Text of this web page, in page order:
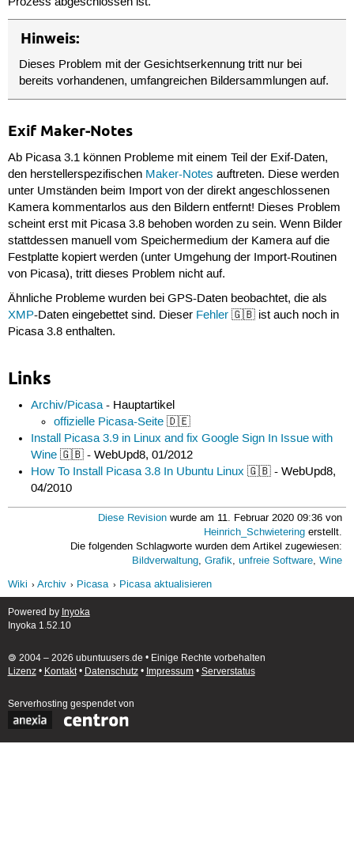
Hinweis:
Dieses Problem mit der Gesichtserkennung tritt nur bei
bereits vorhandenen, umfangreichen Bildersammlungen auf.
Exif Maker-Notes
Ab Picasa 3.1 können Probleme mit einem Teil der Exif-Daten,
den herstellerspezifischen Maker-Notes auftreten. Diese werden
unter Umständen beim Import von der direkt angeschlossenen
Kamera kommentarlos aus den Bildern entfernt! Dieses Problem
scheint erst mit Picasa 3.8 behoben worden zu sein. Wenn Bilder
stattdessen manuell vom Speichermedium der Kamera auf die
Festplatte kopiert werden (unter Umgehung der Import-Routinen
von Picasa), tritt dieses Problem nicht auf.
Ähnliche Probleme wurden bei GPS-Daten beobachtet, die als
XMP-Daten eingebettet sind. Dieser Fehler🇬🇧 ist auch noch in
Picasa 3.8 enthalten.
Links
Archiv/Picasa- Hauptartikel
offizielle Picasa-Seite 🇩🇪
Install Picasa 3.9 in Linux and fix Google Sign In Issue with
Wine 🇬🇧 - WebUpd8, 01/2012
How To Install Picasa 3.8 In Ubuntu Linux 🇬🇧 - WebUpd8,
04/2010
Diese Revision wurde am 11. Februar 2020 09:36 von
Heinrich_Schwietering erstellt.
Die folgenden Schlagworte wurden dem Artikel zugewiesen:
Bildverwaltung,Grafik,unfreie Software,Wine
Wiki
Archiv Picasa Picasa aktualisieren
Powered by Inyoka
Inyoka 1.52.10
🄯 2004 – 2026 ubuntuusers.de • Einige Rechte vorbehalten
Lizenz• Kontakt• Datenschutz• Impressum• Serverstatus
Serverhosting gespendet von